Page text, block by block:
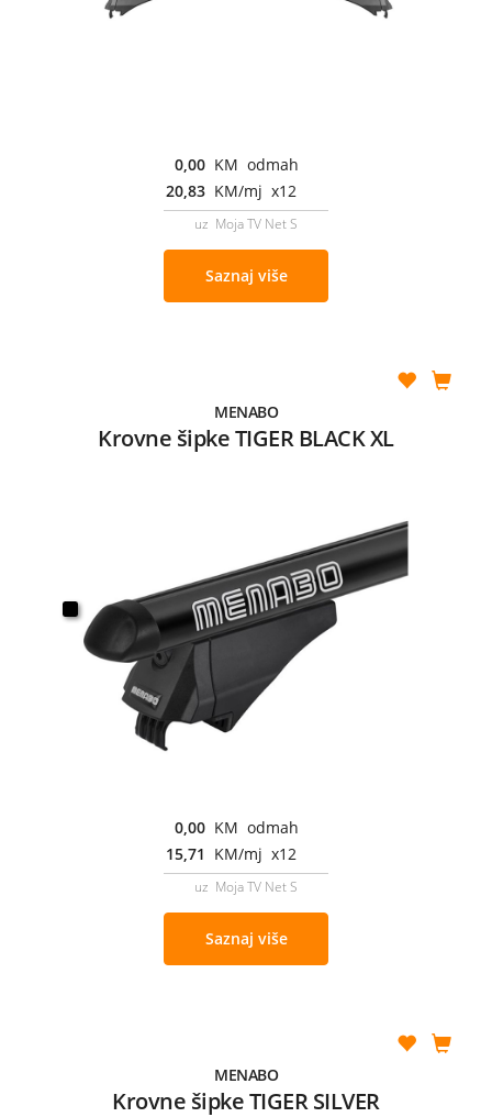
0,00 KM odmah
20,83 KM/mj x12
uz Moja TV Net S
Saznaj više
MENABO
Krovne šipke TIGER BLACK XL
0,00 KM odmah
15,71 KM/mj x12
uz Moja TV Net S
Saznaj više
MENABO
Krovne šipke TIGER SILVER